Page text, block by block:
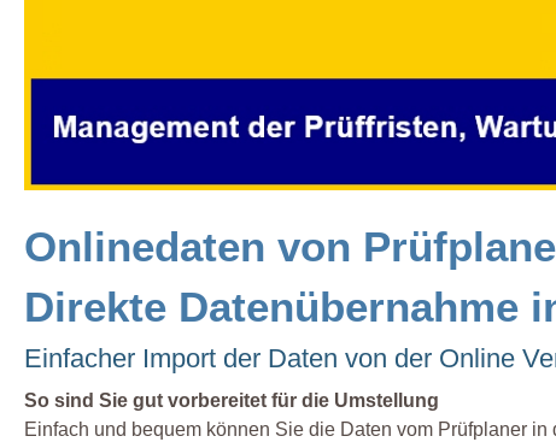
Onlinedaten von
Direkte Datenübernahme
Einfacher Import der Daten von der Online
So sind Sie gut vorbereitet für die Umstellung
Einfach und bequem können Sie die Daten vom Prüfplaner